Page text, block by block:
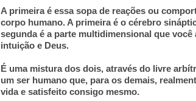
A primeira é essa sopa de reações ou
corpo humano. A primeira é o cérebro
segunda é a parte multidimensional que
intuição e Deus.
É uma mistura dos dois, através do livre
um ser humano que, para os demais,
vida e satisfeito consigo mesmo.